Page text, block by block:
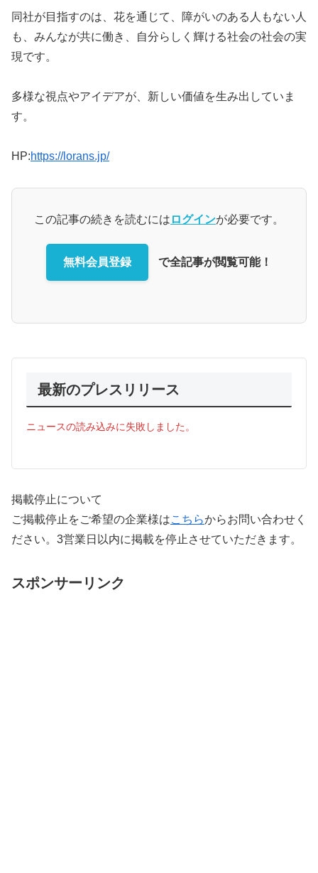
同社が目指すのは、花を通じて、障がいのある人もない人
も、みんなが共に働き、自分らしく輝ける社会の社会の実
現です。
多様な視点やアイデアが、新しい価値を生み出していま
す。
HP:https://lorans.jp/
この記事の続きを読むには ログインが必要です。
無料会員登録 で全記事が閲覧可能！
最新のプレスリリース
ニュースの読み込みに失敗しました。
掲載停止について
ご掲載停止をご希望の企業様はこちらからお問い合わせく
ださい。3営業日以内に掲載を停止させていただきます。
スポンサーリンク